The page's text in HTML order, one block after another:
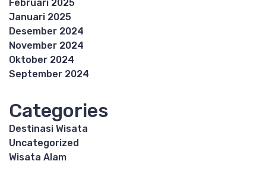
Februari 2025
Januari 2025
Desember 2024
November 2024
Oktober 2024
September 2024
Categories
Destinasi Wisata
Uncategorized
Wisata Alam